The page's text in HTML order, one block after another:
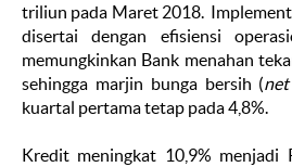
triliun pada Maret 2018.
disertai dengan efisiensi
memungkinkan Bank menahan
sehingga marjin bunga bersih (
kuartal pertama tetap pada 4,8%.
Kredit meningkat 10,9% menjadi